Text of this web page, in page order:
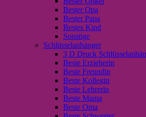
Bester Opa
Bester Papa
Bestes Kind
Sonstige
Schlüsselanhänger
3 D Druck
Beste Erzieherin
Beste Freundin
Beste Kollegin
Beste Lehrerin
Beste Mama
Beste Oma